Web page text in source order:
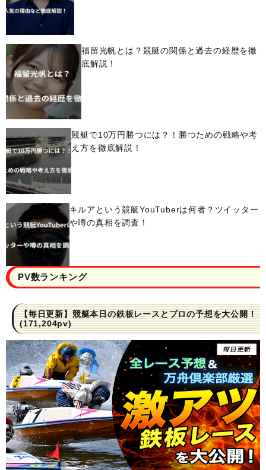
福留光帆とは？競艇の関係と過去の経歴を徹
底解説！
競艇で10万円勝つには？！勝つための戦略や考
え方を徹底解説！
キルアという競艇YouTuberは何者？ツイッター
や噂の真相を調査！
PV数ランキング
【毎日更新】競艇本日の鉄板レースとプロの予想を大公開！
(171,204pv)